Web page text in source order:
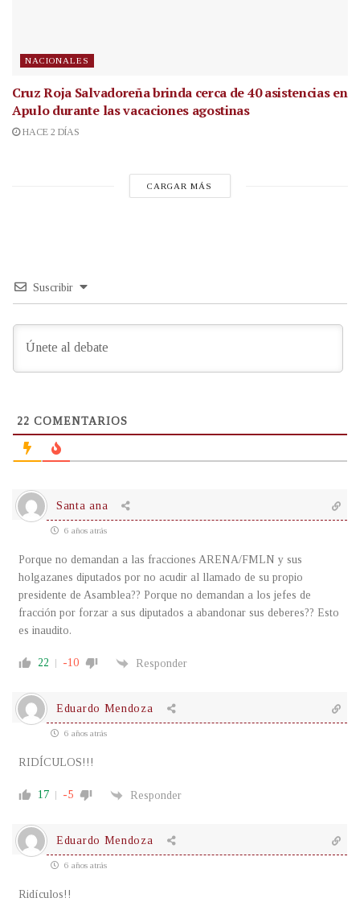
NACIONALES
Cruz Roja Salvadoreña brinda cerca de 40 asistencias en
Apulo durante las vacaciones agostinas
HACE 2 DÍAS
CARGAR MÁS
Suscribir
22 COMENTARIOS
Santa ana
6 años atrás
Porque no demandan a las fracciones ARENA/FMLN y sus
holgazanes diputados por no acudir al llamado de su propio
presidente de Asamblea?? Porque no demandan a los jefes de
fracción por forzar a sus diputados a abandonar sus deberes?? Esto
es inaudito.
22 -10 Responder
Eduardo Mendoza
6 años atrás
RIDÍCULOS!!!
17 -5 Responder
Eduardo Mendoza
6 años atrás
Ridículos!!